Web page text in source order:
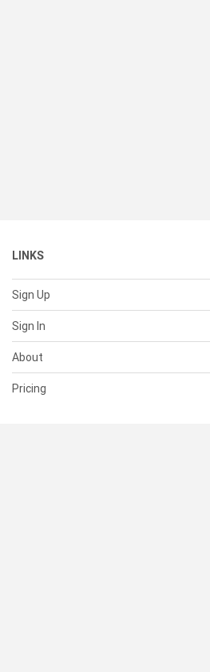
LINKS
Sign Up
Sign In
About
Pricing